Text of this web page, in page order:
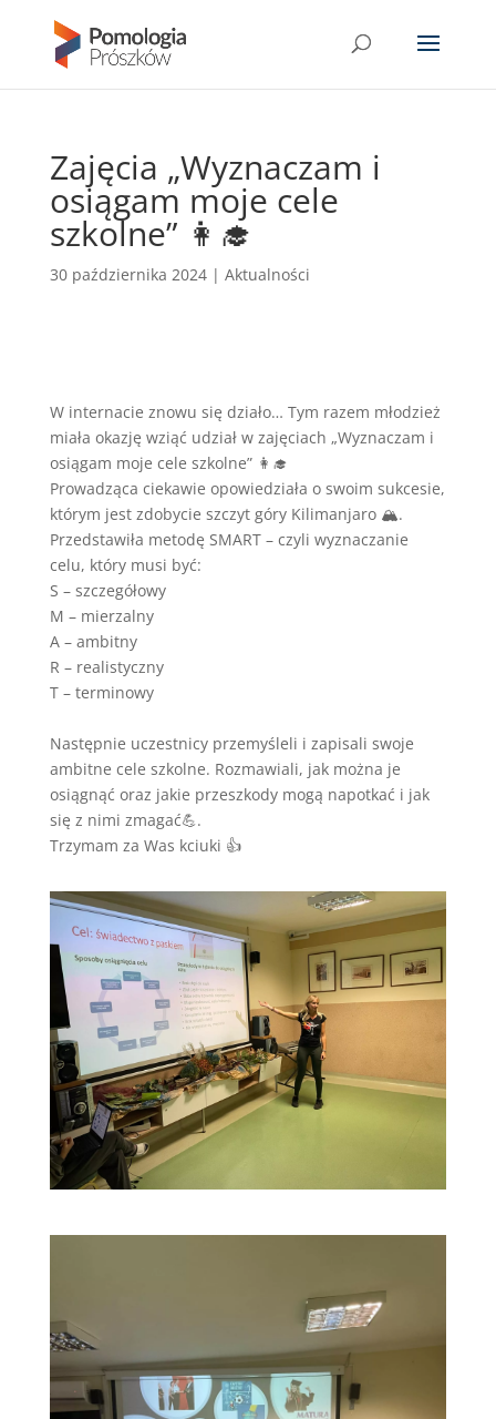
Zajęcia „Wyznaczam i
osiągam moje cele
szkolne” 👩‍🎓
30 października 2024| Aktualności
W internacie znowu się działo… Tym razem młodzież
miała okazję wziąć udział w zajęciach „Wyznaczam i
osiągam moje cele szkolne” 👩‍🎓
Prowadząca ciekawie opowiedziała o swoim sukcesie,
którym jest zdobycie szczyt góry Kilimanjaro 🏔.
Przedstawiła metodę SMART – czyli wyznaczanie
celu, który musi być:
S – szczegółowy
M – mierzalny
A – ambitny
R – realistyczny
T – terminowy
Następnie uczestnicy przemyśleli i zapisali swoje
ambitne cele szkolne. Rozmawiali, jak można je
osiągnąć oraz jakie przeszkody mogą napotkać i jak
się z nimi zmagać💪.
Trzymam za Was kciuki 👍